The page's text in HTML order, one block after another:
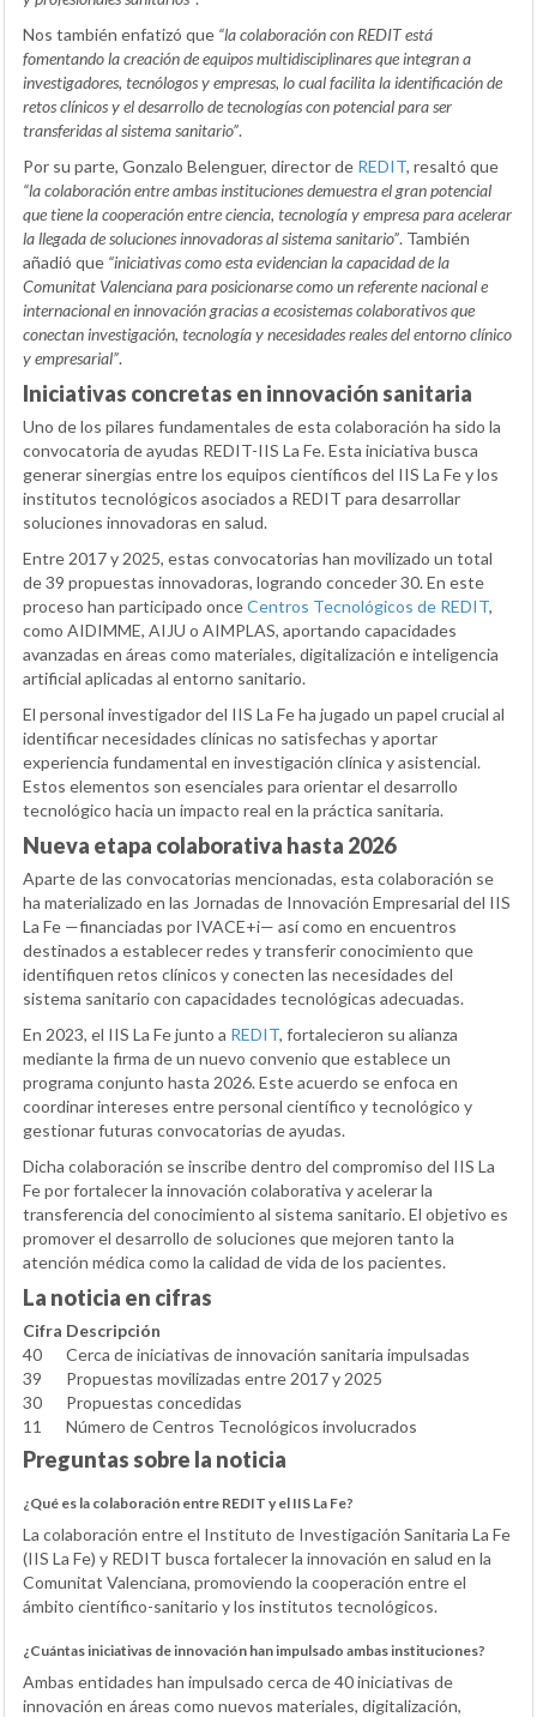
Nos también enfatizó que “la colaboración con REDIT está
fomentando la creación de equipos multidisciplinares que integran a
investigadores, tecnólogos y empresas, lo cual facilita la identificación de
retos clínicos y el desarrollo de tecnologías con potencial para ser
transferidas al sistema sanitario”.
Por su parte, Gonzalo Belenguer, director de REDIT, resaltó que
“la colaboración entre ambas instituciones demuestra el gran potencial
que tiene la cooperación entre ciencia, tecnología y empresa para acelerar
la llegada de soluciones innovadoras al sistema sanitario”. También
añadió que “iniciativas como esta evidencian la capacidad de la
Comunitat Valenciana para posicionarse como un referente nacional e
internacional en innovación gracias a ecosistemas colaborativos que
conectan investigación, tecnología y necesidades reales del entorno clínico
y empresarial”.
Iniciativas concretas en innovación sanitaria
Uno de los pilares fundamentales de esta colaboración ha sido la
convocatoria de ayudas REDIT-IIS La Fe. Esta iniciativa busca
generar sinergias entre los equipos científicos del IIS La Fe y los
institutos tecnológicos asociados a REDIT para desarrollar
soluciones innovadoras en salud.
Entre 2017 y 2025, estas convocatorias han movilizado un total
de 39 propuestas innovadoras, logrando conceder 30. En este
proceso han participado onceCentros Tecnológicos de REDIT,
como AIDIMME, AIJU o AIMPLAS, aportando capacidades
avanzadas en áreas como materiales, digitalización e inteligencia
artificial aplicadas al entorno sanitario.
El personal investigador del IIS La Fe ha jugado un papel crucial al
identificar necesidades clínicas no satisfechas y aportar
experiencia fundamental en investigación clínica y asistencial.
Estos elementos son esenciales para orientar el desarrollo
tecnológico hacia un impacto real en la práctica sanitaria.
Nueva etapa colaborativa hasta 2026
Aparte de las convocatorias mencionadas, esta colaboración se
ha materializado en las Jornadas de Innovación Empresarial del IIS
La Fe —financiadas por IVACE+i— así como en encuentros
destinados a establecer redes y transferir conocimiento que
identifiquen retos clínicos y conecten las necesidades del
sistema sanitario con capacidades tecnológicas adecuadas.
En 2023, el IIS La Fe junto a REDIT, fortalecieron su alianza
mediante la firma de un nuevo convenio que establece un
programa conjunto hasta 2026. Este acuerdo se enfoca en
coordinar intereses entre personal científico y tecnológico y
gestionar futuras convocatorias de ayudas.
Dicha colaboración se inscribe dentro del compromiso del IIS La
Fe por fortalecer la innovación colaborativa y acelerar la
transferencia del conocimiento al sistema sanitario. El objetivo es
promover el desarrollo de soluciones que mejoren tanto la
atención médica como la calidad de vida de los pacientes.
La noticia en cifras
Cifra Descripción
40
Cerca de iniciativas de innovación sanitaria impulsadas
39
Propuestas movilizadas entre 2017 y 2025
30
Propuestas concedidas
11
Número de Centros Tecnológicos involucrados
Preguntas sobre la noticia
¿Qué es la colaboración entre REDIT y el IIS La Fe?
La colaboración entre el Instituto de Investigación Sanitaria La Fe
(IIS La Fe) y REDIT busca fortalecer la innovación en salud en la
Comunitat Valenciana, promoviendo la cooperación entre el
ámbito científico-sanitario y los institutos tecnológicos.
¿Cuántas iniciativas de innovación han impulsado ambas instituciones?
Ambas entidades han impulsado cerca de 40 iniciativas de
innovación en áreas como nuevos materiales, digitalización,